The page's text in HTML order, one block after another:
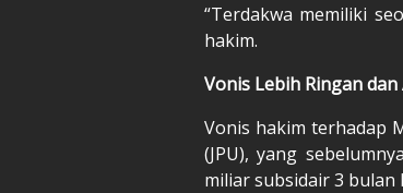
“Terdakwa memiliki
hakim.
Vonis Lebih Ringan
Vonis hakim terhadap
(JPU), yang
miliar subsidair 3 bulan